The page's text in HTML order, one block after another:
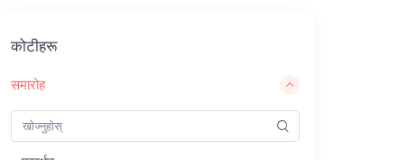
कोटीहरू
समारोह